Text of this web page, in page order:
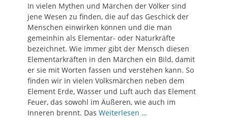
In vielen Mythen und Märchen der Völker sind
jene Wesen zu finden, die auf das Geschick der
Menschen einwirken können und die man
gemeinhin als Elementar- oder Naturkräfte
bezeichnet. Wie immer gibt der Mensch diesen
Elementarkräften in den Märchen ein Bild, damit
er sie mit Worten fassen und verstehen kann. So
finden wir in vielen Volksmärchen neben dem
Element Erde, Wasser und Luft auch das Element
Feuer, das sowohl im Äußeren, wie auch im
Inneren brennt. Das Weiterlesen …